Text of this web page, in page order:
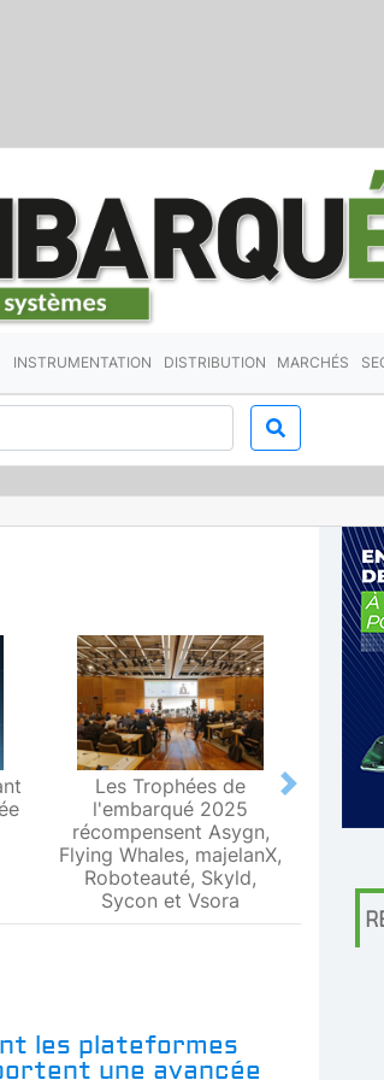
INSTRUMENTATION DISTRIBUTION MARCHÉS
Les Trophées de
l'embarqué 2025
récompensent Asygn,
Flying Whales, majelanX,
Roboteauté, Skyld,
Sycon et Vsora
Le
Next
les plateformes
une avancée